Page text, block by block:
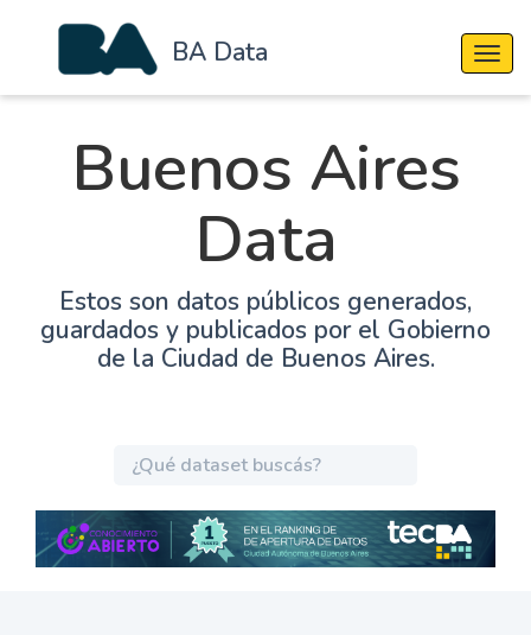
BA Data
Buenos Aires
Data
Estos son datos públicos generados,
guardados y publicados por el Gobierno
de la Ciudad de Buenos Aires.